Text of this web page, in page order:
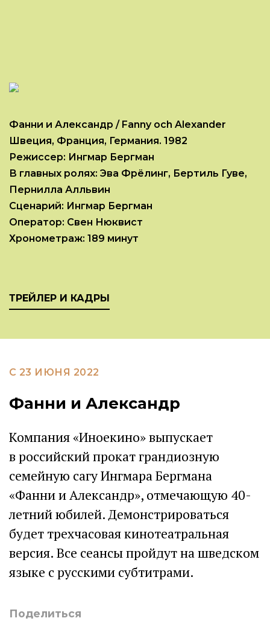
С 23 ИЮНЯ 2022
Фанни и Александр
Компания «Иноекино» выпускает
в российский прокат грандиозную
семейную сагу Ингмара Бергмана
«Фанни и Александр», отмечающую 40-
летний юбилей. Демонстрироваться
будет трехчасовая кинотеатральная
версия. Все сеансы пройдут на шведском
языке с русскими субтитрами.
Поделиться
Фанни и Александр / Fanny och Alexander
Швеция, Франция, Германия. 1982
Режиссер: Ингмар Бергман
В главных ролях: Эва Фрёлинг, Бертиль Гуве,
Пернилла Алльвин
Сценарий: Ингмар Бергман
Оператор: Свен Нюквист
Хронометраж: 189 минут
ТРЕЙЛЕР И КАДРЫ